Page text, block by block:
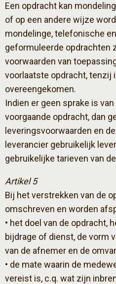
Een opdracht kan
of op een andere wijze
mondelinge, telefonische
geformuleerde opdrachten
voorwaarden van
voorlaatste opdracht, tenzij
overeengekomen.
Indien er geen sprake is
voorgaande opdracht, dan
leveringsvoorwaarden en
leverancier gebruikelijk
gebruikelijke tarieven van
Artikel 5
Bij het verstrekken van de
omschreven en worden
• het doel van de opdracht,
bijdrage of dienst, de vorm
van de afnemer en de
• de mate waarin de
vereist is, c.q. wat zijn